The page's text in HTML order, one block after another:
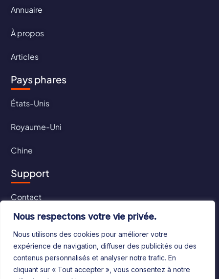
Nous respectons votre vie privée.
Nous utilisons des cookies pour améliorer votre
expérience de navigation, diffuser des publicités ou des
contenus personnalisés et analyser notre trafic. En
cliquant sur « Tout accepter », vous consentez à notre
Annuaire
À propos
Articles
Pays phares
États-Unis
Royaume-Uni
Chine
Support
Contact
CGU
CGV